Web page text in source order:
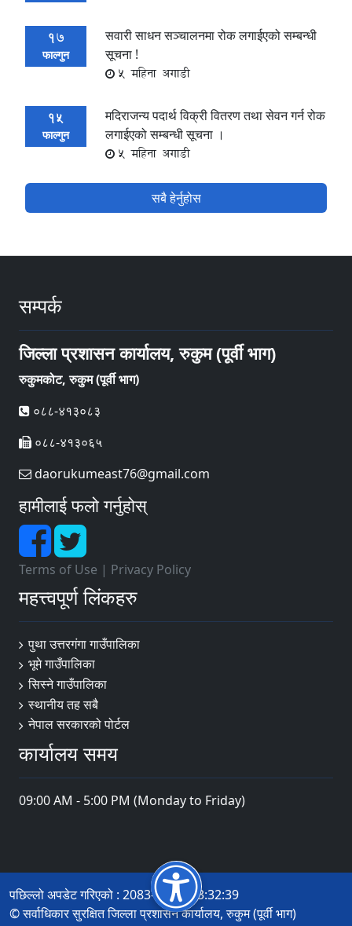
17
फाल्गुन
सवारी साधन सञ्चालनमा रोक लगाईएको सम्बन्धी
सूचना !
5 महिना अगाडी
15
फाल्गुन
मदिराजन्य पदार्थ विक्री वितरण तथा सेवन गर्न रोक
लगाईएको सम्बन्धी सूचना ।
5 महिना अगाडी
सबै हेर्नुहोस
सम्पर्क
जिल्ला प्रशासन कार्यालय, रुकुम (पूर्वी भाग)
रुकुमकोट, रुकुम (पूर्वी भाग)
०८८-४१३०८३
०८८-४१३०६५
daorukumeast76@gmail.com
हामीलाई फलो गर्नुहोस्
Terms of Use | Privacy Policy
महत्त्वपूर्ण लिंकहरु
पुथा उत्तरगंगा गाउँपालिका
भूमे गाउँपालिका
सिस्ने गाउँपालिका
स्थानीय तह सबै
नेपाल सरकारको पोर्टल
कार्यालय समय
09:00 AM - 5:00 PM (Monday to Friday)
पछिल्लो अपडेट गरिएको : 2083-04-21 13:32:39
© सर्वाधिकार सुरक्षित जिल्ला प्रशासन कार्यालय, रुकुम (पूर्वी भाग)